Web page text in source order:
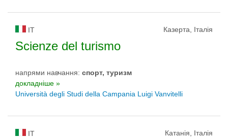
IT Казерта, Італія
Scienze del turismo
напрями навчання: спорт, туризм
докладніше »
Università degli Studi della Campania Luigi Vanvitelli
IT Катанія, Італія